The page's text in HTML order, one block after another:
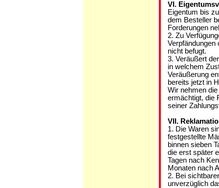
VI.
Eigentum bis
dem Besteller
Forderungen
2. Zu
Verpfändungen
nicht befugt.
3. Veräußert
in welchem
Veräußerung
bereits jetzt in
Wir nehmen
ermächtigt, die
seiner
VII.
1. Die Waren
festgestellte
binnen sieben
die erst später
Tagen nach
Monaten nach
2. Bei
unverzüglich